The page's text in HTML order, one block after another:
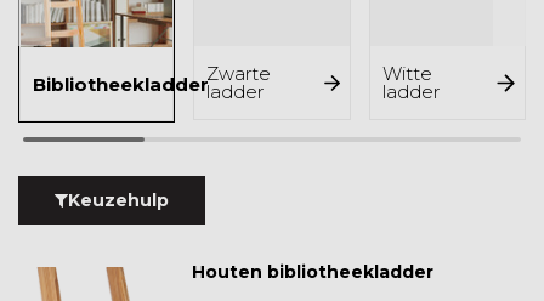
Zwarte
ladder
Witte
ladder
Bibliotheekladder
Keuzehulp
Houten bibliotheekladder